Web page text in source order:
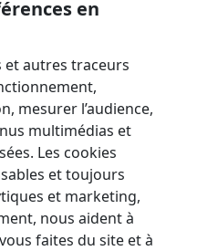
à Ste-Ménéhould
600m²
en
et autres traceurs
mesurer l’audience,
multimédias et
Les cookies
et toujours
et marketing,
nous aident à
faites du site et à